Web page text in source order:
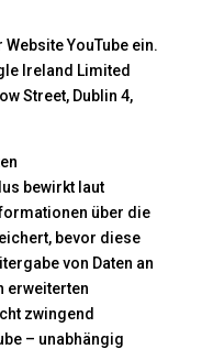
YouTube ein.
Ireland Limited
Street, Dublin 4,
bewirkt laut
über die
bevor diese
von Daten an
erweiterten
zwingend
– unabhängig